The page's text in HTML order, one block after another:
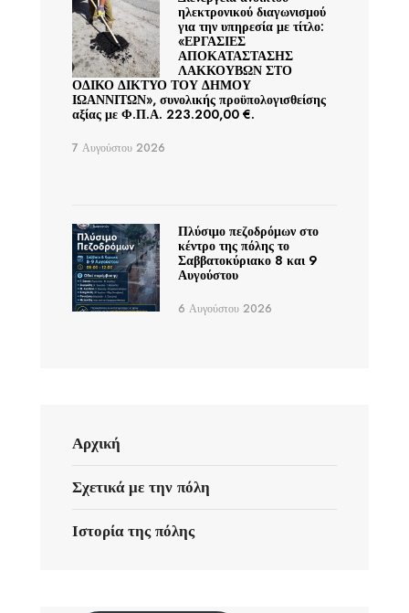
ηλεκτρονικού διαγωνισμού
για την υπηρεσία με τίτλο:
«ΕΡΓΑΣΙΕΣ
ΑΠΟΚΑΤΑΣΤΑΣΗΣ
ΛΑΚΚΟΥΒΩΝ ΣΤΟ
ΟΔΙΚΟ ΔΙΚΤΥΟ ΤΟΥ ΔΗΜΟΥ
ΙΩΑΝΝΙΤΩΝ», συνολικής προϋπολογισθείσης
αξίας με Φ.Π.Α. 223.200,00 €.
7 Αυγούστου 2026
Πλύσιμο πεζοδρόμων στο
κέντρο της πόλης το
Σαββατοκύριακο 8 και 9
Αυγούστου
6 Αυγούστου 2026
Αρχική
Σχετικά με την πόλη
Ιστορία της πόλης